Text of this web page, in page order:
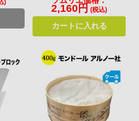
してもイワシのうまみが感じられま
で家庭に常備しておくと、晩酌のお供と
重宝します。
品一覧 140円（税込）～
)
2,160円 (税込)
カートに入れる